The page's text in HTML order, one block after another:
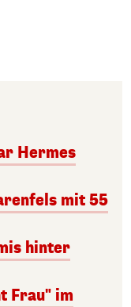
Hermes
mit 55
hinter
Frau" im